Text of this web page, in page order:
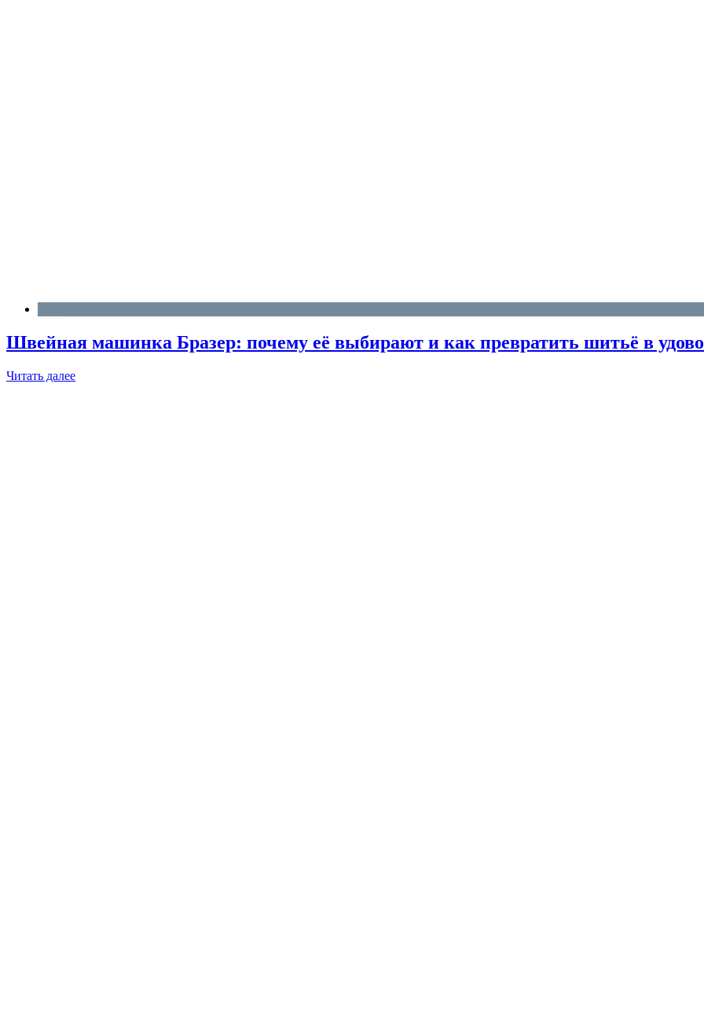
Швейная машинка Бразер: почему её выбирают и как превратить шитьё в
Читать далее